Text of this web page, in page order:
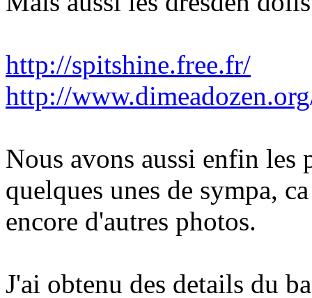
http://spitshine.free.fr/
http://
Nous avons aussi enfin
quelques unes de sympa,
encore d'autres photos.
J'ai obtenu des details du